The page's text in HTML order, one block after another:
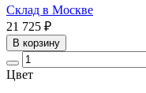
Склад в Москве
21 725 ₽
В корзину
Цвет